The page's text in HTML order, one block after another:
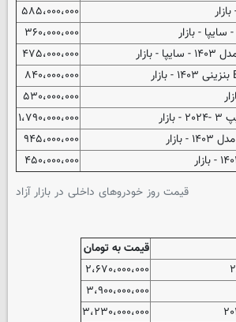
قیمت روز خودروهای داخلی در بازار آزاد
۵۸۵،۰۰۰،۰۰۰
۳۶۰،۰۰۰،۰۰۰
۴۷۵،۰۰۰،۰۰۰
۸۴۰،۰۰۰،۰۰۰
۵۳۰،۰۰۰،۰۰۰
۱،۷۹۰،۰۰۰،۰۰۰
۹۴۵،۰۰۰،۰۰۰
۴۵۰،۰۰۰،۰۰۰
قیمت به تومان
۲،۶۷۰،۰۰۰،۰۰۰
۳،۹۰۰،۰۰۰،۰۰۰
۳،۲۳۰،۰۰۰،۰۰۰